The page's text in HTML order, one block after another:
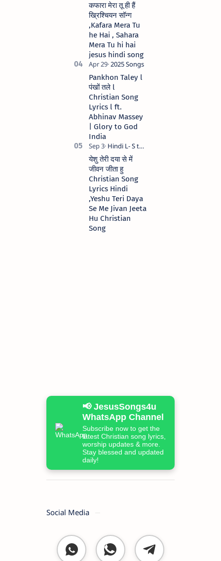
कफारा मेरा तू ही हैं
ख्रिश्चियन सॉन्ग
,Kafara Mera Tu
he Hai , Sahara
Mera Tu hi hai
jesus hindi song
Pankhon Taley l
पंखों तले l
Christian Song
Lyrics l ft.
Abhinav Massey
| Glory to God
India
येशु तेरी दया से में
जीवन जीता हु
Christian Song
Lyrics Hindi
,Yeshu Teri Daya
Se Me Jivan Jeeta
Hu Christian
Song
📢 JesusSongs4u
WhatsApp Channel
Subscribe now to get the
latest Christian song lyrics,
worship updates & more.
Stay blessed and updated
daily!
Social Media